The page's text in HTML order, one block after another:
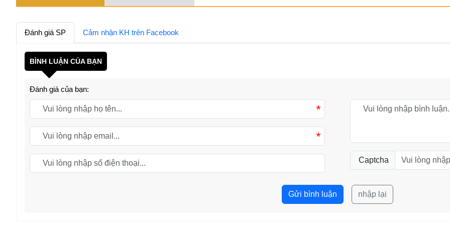
Đánh giá SP Cảm nhận KH trên Facebook
BÌNH LUẬN CỦA BẠN
Đánh giá của bạn:
*
*
Captcha
Gửi bình luận nhập lại